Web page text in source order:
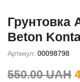
Грунтовка
Beton
Артикул: 00098798
550.00 UAH